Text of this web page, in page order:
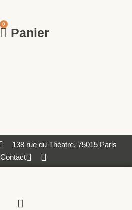
0
Panier
138 rue du Théatre, 75015 Paris
Contact